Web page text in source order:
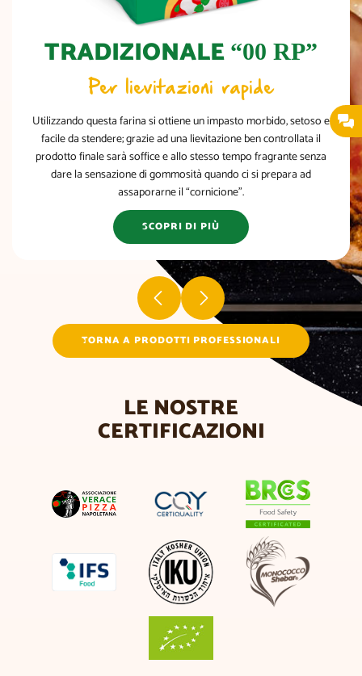
TRADIZIONALE “00 RP”
Per lievitazioni rapide
Utilizzando questa farina si ottiene un impasto morbido, setoso e
facile da stendere; grazie ad una lievitazione ben controllata il
prodotto finale sarà soffice e allo stesso tempo fragrante senza
dare la sensazione di gommosità quando ci si prepara ad
assaporarne il “cornicione”.
SCOPRI DI PIÙ
TORNA A PRODOTTI PROFESSIONALI
LE NOSTRE
CERTIFICAZIONI